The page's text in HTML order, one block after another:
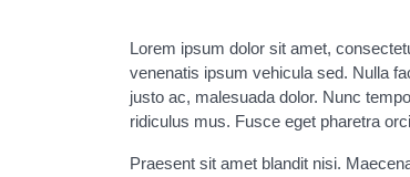
Lorem ipsum dolor sit amet,
venenatis ipsum vehicula sed. Nulla
justo ac, malesuada dolor. Nunc
ridiculus mus. Fusce eget pharetra
Praesent sit amet blandit nisi.